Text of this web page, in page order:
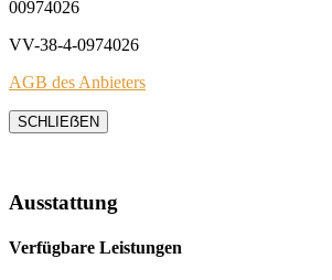
00974026
VV-38-4-0974026
AGB des Anbieters
SCHLIEẞEN
Ausstattung
Verfügbare Leistungen